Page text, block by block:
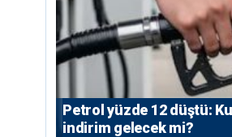
Petrol yüzde 12 düştü:
indirim gelecek mi?